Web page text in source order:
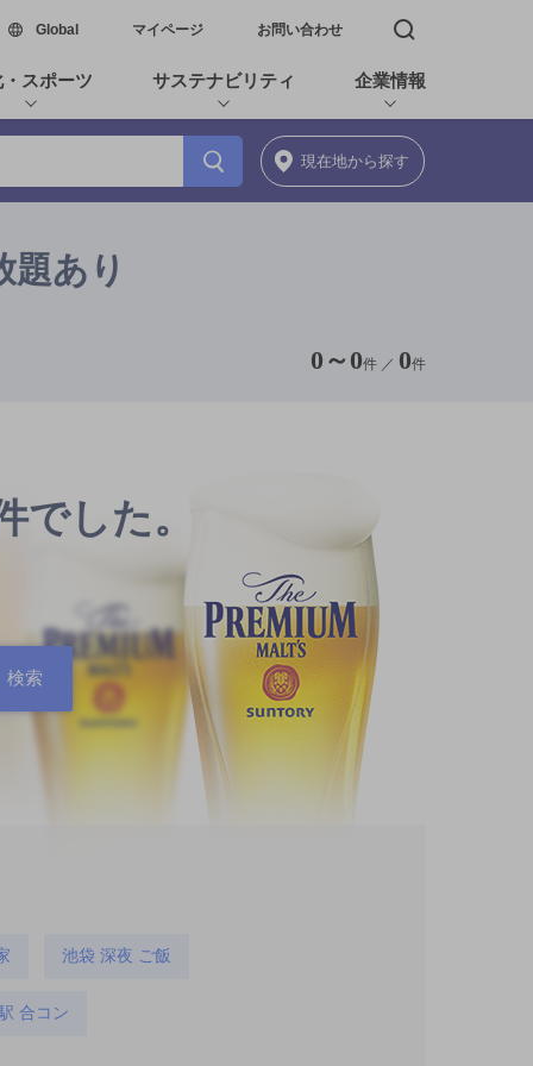
Global新しいウィンドウで開く
マイページ お問い合わせ 検索窓を開く
スポーツ サステナビリティ 企業情報
現在地から探す
題あり
0 ～ 0件 ／ 0件
でした。
池袋 深夜 ご飯
合コン